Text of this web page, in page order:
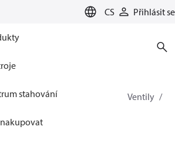
CS Přihlásit se
stahování
Solutions pro chlazení
Ventily
for Industrial refrigeration